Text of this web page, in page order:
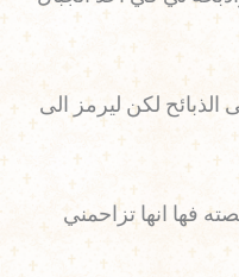
الذبائح لكن ليرمز الى
فها انها تزاحمني